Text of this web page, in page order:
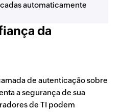
automaticamente
da
de autenticação sobre
a segurança de sua
de TI podem